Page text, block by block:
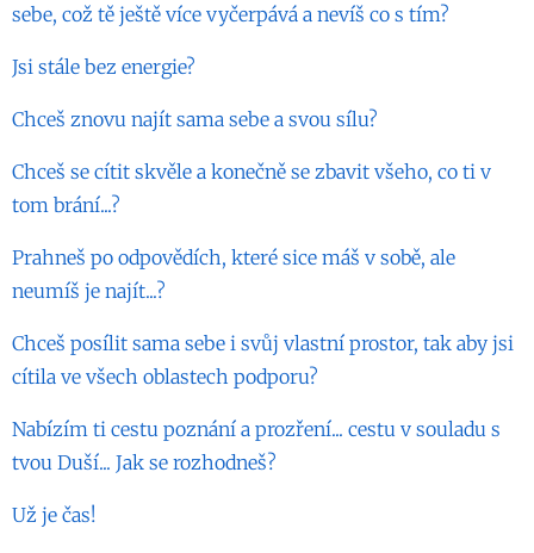
sebe, což tě ještě více vyčerpává a nevíš co s tím?
Jsi stále bez energie?
Chceš znovu najít sama sebe a svou sílu?
Chceš se cítit skvěle a konečně se zbavit všeho, co ti v
tom brání...?
Prahneš po odpovědích, které sice máš v sobě, ale
neumíš je najít...?
Chceš posílit sama sebe i svůj vlastní prostor, tak aby jsi
cítila ve všech oblastech podporu?
Nabízím ti cestu poznání a prozření... cestu v souladu s
tvou Duší... Jak se rozhodneš?
Už je čas!